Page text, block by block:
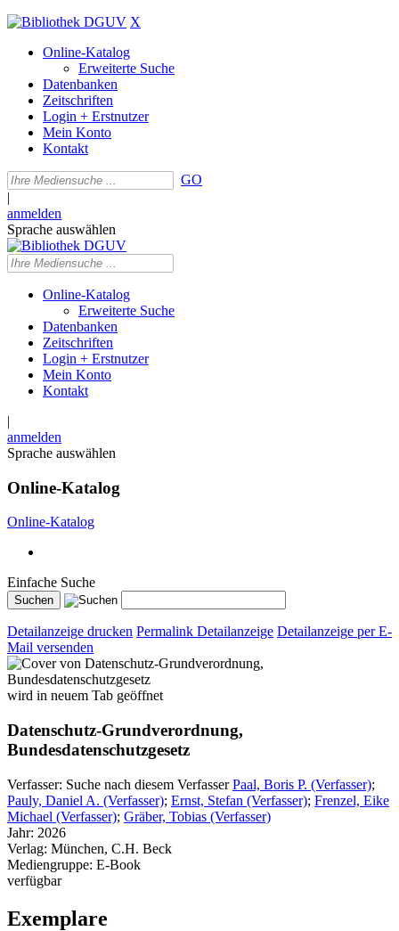
X
Online-Katalog
Erweiterte Suche
Datenbanken
Zeitschriften
Login + Erstnutzer
Mein Konto
Kontakt
GO
|
anmelden
Sprache auswählen
Online-Katalog
Erweiterte Suche
Datenbanken
Zeitschriften
Login + Erstnutzer
Mein Konto
Kontakt
|
anmelden
Sprache auswählen
Online-Katalog
Online-Katalog
Einfache Suche
Detailanzeige drucken Permalink Detailanzeige Detailanzeige per E-
Mail versenden
wird in neuem Tab geöffnet
Datenschutz-Grundverordnung,
Bundesdatenschutzgesetz
Verfasser: Suche nach diesem Verfasser Paal, Boris P. (Verfasser);
Pauly, Daniel A. (Verfasser); Ernst, Stefan (Verfasser); Frenzel, Eike
Michael (Verfasser); Gräber, Tobias (Verfasser)
Jahr: 2026
Verlag: München, C.H. Beck
Mediengruppe: E-Book
verfügbar
Exemplare